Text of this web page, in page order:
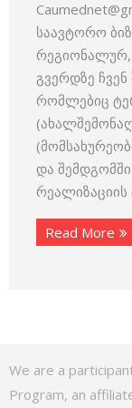
საავტორო
რეგიონალურ,
გვერდზე ჩვენ
რომლებიც
და
რეალიზაციის
Read More
We are a
Program, an